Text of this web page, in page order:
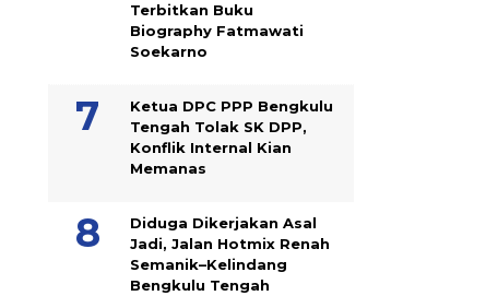
Terbitkan Buku
Biography Fatmawati
Soekarno
Ketua DPC PPP Bengkulu
Tengah Tolak SK DPP,
Konflik Internal Kian
Memanas
Diduga Dikerjakan Asal
Jadi, Jalan Hotmix Renah
Semanik–Kelindang
Bengkulu Tengah